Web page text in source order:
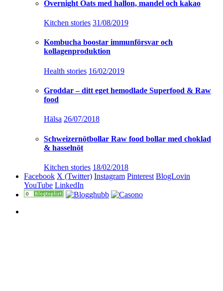
Overnight Oats med hallon, mandel och kakao
Kitchen stories 31/08/2019
Kombucha boostar immunförsvar och
kollagenproduktion
Health stories 16/02/2019
Groddar – ditt eget hemodlade Superfood & Raw
food
Hälsa 26/07/2018
Schweizernötbollar Raw food bollar med choklad
& hasselnöt
Kitchen stories 18/02/2018
Facebook X (Twitter) Instagram Pinterest BlogLovin
YouTube LinkedIn